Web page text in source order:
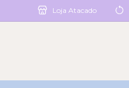
Loja Atacado